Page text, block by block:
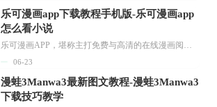
乐可漫画app下载教程手机版-乐可漫画app
怎么看小说
乐可漫画APP，堪称主打免费与高清的在线漫画阅读神器。其官方版提供海量完整版漫画资源，无论是国内漫画，还是日漫、韩漫、台漫、美漫等国外漫画，应有尽有，随时供你阅读。只需轻点一下，便能直接进入阅读界面。不仅如此，乐可漫画最新版本更新速度极快，在这里，你总能抢先看到全网一手漫画章节内容！...
06-23
漫蛙3Manwa3最新图文教程-漫蛙3Manwa3
下载技巧教学